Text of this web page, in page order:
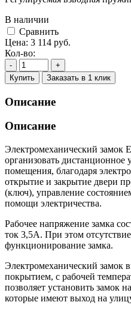
В наличии
Cравнить
Цена: 3 114 руб.
Кол-во:
-
+
Купить
Заказать в 1 клик
Описание
Описание
Электромеханический замок
организовать дистанционное
помещения, благодаря
открытие и закрытие двери
(ключ), управление
помощи электричества.
Рабочее напряжение замка
ток 3,5А. При этом
функционирование замка.
Электромеханический замок
покрытием, с рабочей
позволяет установить замок
которые имеют выход на